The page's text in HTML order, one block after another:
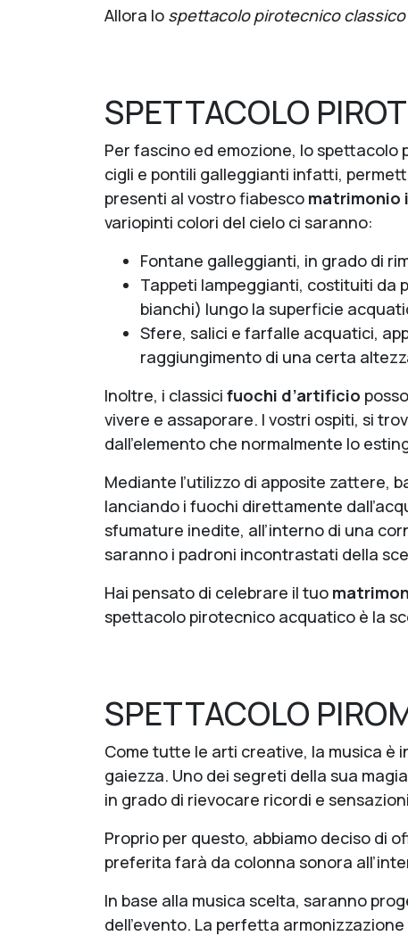
Allora lo spettacolo pirotecnico classico
SPETTACOLO
Per fascino ed emozione, lo spettacolo
cigli e pontili galleggianti infatti,
presenti al vostro fiabesco matrimonio
variopinti colori del cielo ci saranno:
Fontane galleggianti, in grado di
Tappeti lampeggianti, costituiti da
bianchi) lungo la superficie
Sfere, salici e farfalle acquatici,
raggiungimento di una certa
Inoltre, i classici fuochi d’artificio
vivere e assaporare. I vostri ospiti, si
dall’elemento che normalmente lo
Mediante l’utilizzo di apposite zattere,
lanciando i fuochi direttamente
sfumature inedite, all’interno di una
saranno i padroni incontrastati della
Hai pensato di celebrare il tuo
spettacolo pirotecnico acquatico è la
SPETTACOLO
Come tutte le arti creative, la musica è
gaiezza. Uno dei segreti della sua
in grado di rievocare ricordi e
Proprio per questo, abbiamo deciso di
preferita farà da colonna sonora
In base alla musica scelta, saranno
dell’evento. La perfetta